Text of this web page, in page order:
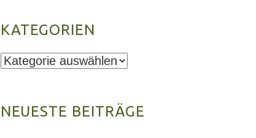
KATEGORIEN
Kategorien
NEUESTE BEITRÄGE